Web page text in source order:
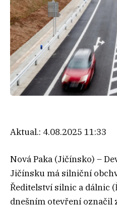
Aktual.: 4.08.2025 11:33
Nová Paka (Jičínsko) –
Jičínsku má silniční
Ředitelství silnic a dálnic
dnešním otevření označil